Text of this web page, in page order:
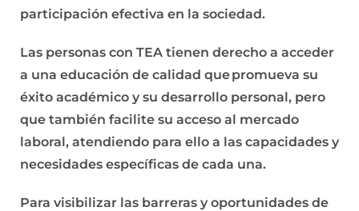
participación efectiva en la sociedad.
Las personas con TEA tienen derecho a acceder
a una educación de calidad que promueva su
éxito académico y su desarrollo personal, pero
que también facilite su acceso al mercado
laboral, atendiendo para ello a las capacidades y
necesidades específicas de cada una.
Para visibilizar las barreras y oportunidades de